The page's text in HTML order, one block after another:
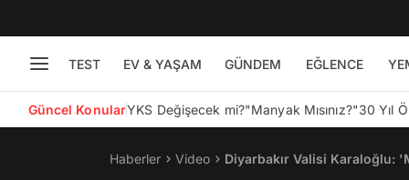
TEST EV & YAŞAM GÜNDEM EĞLENCE
Güncel KonularYKS Değişecek mi?"Manyak Mısınız?"30 Yıl
Haberler Video Diyarbakır Valisi Karaloğlu: